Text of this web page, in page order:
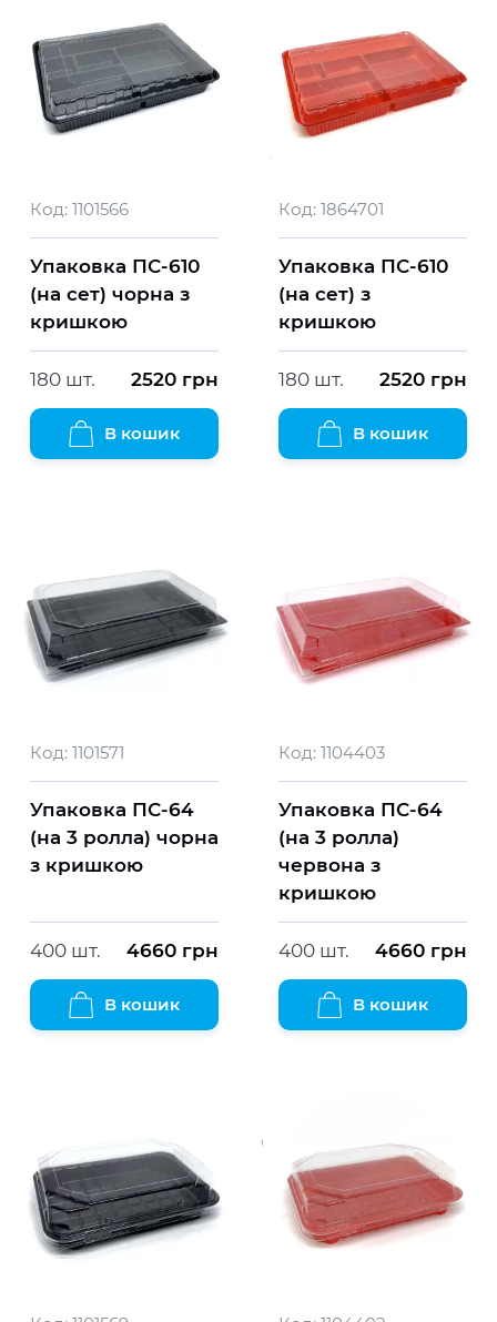
Код: 1101566
Упаковка ПС-610
(на сет) чорна з
кришкою
180 шт. 2520 грн
В кошик
Код: 1864701
Упаковка ПС-610
(на сет) з
кришкою
180 шт. 2520 грн
В кошик
Код: 1101571
Упаковка ПС-64
(на 3 ролла) чорна
з кришкою
400 шт. 4660 грн
В кошик
Код: 1104403
Упаковка ПС-64
(на 3 ролла)
червона з
кришкою
400 шт. 4660 грн
В кошик